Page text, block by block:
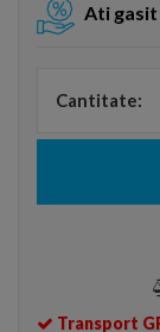
Ati
Cantitate:
Transport